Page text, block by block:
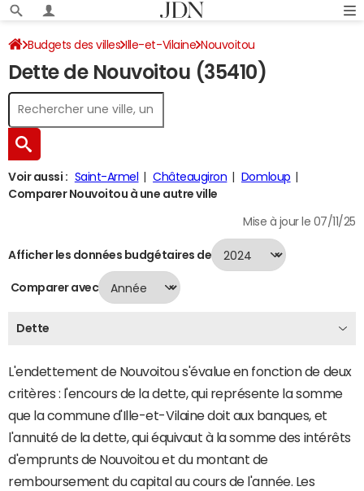
Budgets des villes Ille-et-Vilaine Nouvoitou
Dette au 31/12/2024
Dette de Nouvoitou (35410)
Voir aussi : Saint-Armel Châteaugiron
Domloup
Comparer Nouvoitou à une autre ville
Mise à jour le 07/11/25
Afficher les données budgétaires de
Comparer avec
Dette
L'endettement de Nouvoitou s'évalue en fonction de deux
critères : l'encours de la dette, qui représente la somme
que la commune d'Ille-et-Vilaine doit aux banques, et
l'annuité de la dette, qui équivaut à la somme des intérêts
d'emprunts de Nouvoitou et du montant de
remboursement du capital au cours de l'année. Les